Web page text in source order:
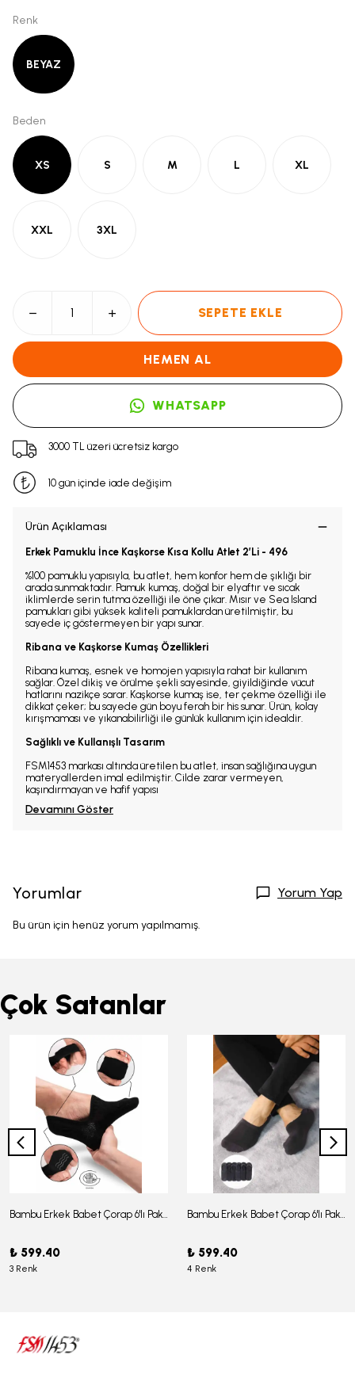
Renk
BEYAZ
Beden
XS S M L XL
XXL 3XL
SEPETE EKLE
HEMEN AL
WHATSAPP
3000 TL üzeri ücretsiz kargo
10 gün içinde iade değişim
Ürün Açıklaması
Erkek Pamuklu İnce Kaşkorse Kısa Kollu Atlet 2’Li - 496
%100 pamuklu yapısıyla, bu atlet, hem konfor hem de şıklığı bir
arada sunmaktadır. Pamuk kumaş, doğal bir elyaftır ve sıcak
iklimlerde serin tutma özelliği ile öne çıkar. Mısır ve Sea Island
pamukları gibi yüksek kaliteli pamuklardan üretilmiştir, bu
sayede iç göstermeyen bir yapı sunar.
Ribana ve Kaşkorse Kumaş Özellikleri
Ribana kumaş, esnek ve homojen yapısıyla rahat bir kullanım
sağlar. Özel dikiş ve örülme şekli sayesinde, giyildiğinde vücut
hatlarını nazikçe sarar. Kaşkorse kumaş ise, ter çekme özelliği ile
dikkat çeker; bu sayede gün boyu ferah bir his sunar. Ürün, kolay
kırışmaması ve yıkanabilirliği ile günlük kullanım için idealdir.
Sağlıklı ve Kullanışlı Tasarım
FSM1453 markası altında üretilen bu atlet, insan sağlığına uygun
materyallerden imal edilmiştir. Cilde zarar vermeyen,
kaşındırmayan ve hafif yapısı
Devamını Göster
Yorumlar Yorum Yap
Bu ürün için henüz yorum yapılmamış.
Çok Satanlar
Bambu Erkek Babet Çorap 6'lı Paket - J-03
₺ 599.40
3 Renk
Bambu Erkek Babet Çorap 6'lı Paket -J-08
₺ 599.40
4 Renk